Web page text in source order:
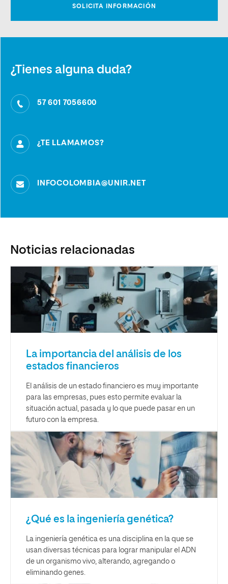
¿Tienes alguna duda?
57 601 7056600
¿TE LLAMAMOS?
INFOCOLOMBIA@UNIR.NET
Noticias relacionadas
La importancia del análisis de los
estados financieros
El análisis de un estado financiero es muy importante
para las empresas, pues esto permite evaluar la
situación actual, pasada y lo que puede pasar en un
futuro con la empresa.
¿Qué es la ingeniería genética?
La ingeniería genética es una disciplina en la que se
usan diversas técnicas para lograr manipular el ADN
de un organismo vivo, alterando, agregando o
eliminando genes.